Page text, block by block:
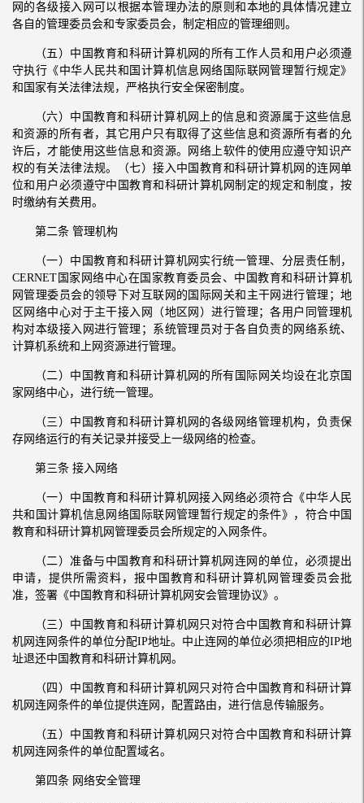
网的各级接入网可以根据本管理办法的原则和本地的具体情况建立
各自的管理委员会和专家委员会，制定相应的管理细则。
（五）中国教育和科研计算机网的所有工作人员和用户必须遵
守执行《中华人民共和国计算机信息网络国际联网管理暂行规定》
和国家有关法律法规，严格执行安全保密制度。
（六）中国教育和科研计算机网上的信息和资源属于这些信息
和资源的所有者，其它用户只有取得了这些信息和资源所有者的允
许后，才能使用这些信息和资源。网络上软件的使用应遵守知识产
权的有关法律法规。（七）接入中国教育和科研计算机网的连网单
位和用户必须遵守中国教育和科研计算机网制定的规定和制度，按
时缴纳有关费用。
第二条 管理机构
（一）中国教育和科研计算机网实行统一管理、分层责任制，
CERNET国家网络中心在国家教育委员会、中国教育和科研计算机
网管理委员会的领导下对互联网的国际网关和主干网进行管理；地
区网络中心对于主干接入网（地区网）进行管理；各用户同管理机
构对本级接入网进行管理；系统管理员对于各自负责的网络系统、
计算机系统和上网资源进行管理。
（二）中国教育和科研计算机网的所有国际网关均设在北京国
家网络中心，进行统一管理。
（三）中国教育和科研计算机网的各级网络管理机构，负责保
存网络运行的有关记录并接受上一级网络的检查。
第三条 接入网络
（一）中国教育和科研计算机网接入网络必须符合《中华人民
共和国计算机信息网络国际联网管理暂行规定的条件》，符合中国
教育和科研计算机网管理委员会所规定的入网条件。
（二）准备与中国教育和科研计算机网连网的单位，必须提出
申请，提供所需资料，报中国教育和科研计算机网管理委员会批
准，签署《中国教育和科研计算机网安会管理协议》。
（三）中国教育和科研计算机网只对符合中国教育和科研计算
机网连网条件的单位分配IP地址。中止连网的单位必须把相应的IP地
址退还中国教育和科研计算机网。
（四）中国教育和科研计算机网只对符合中国教育和科研计算
机网连网条件的单位提供连网，配置路由，进行信息传输服务。
（五）中国教育和科研计算机网只对符合中国教育和科研计算
机网连网条件的单位配置域名。
第四条 网络安全管理